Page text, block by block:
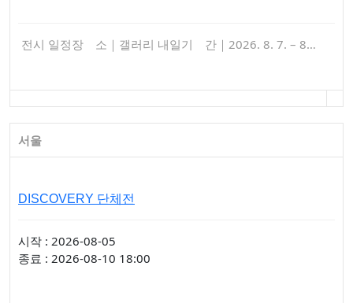
전시 일정장 소｜갤러리 내일기 간｜2026. 8. 7. – 8…
서울
DISCOVERY 단체전
시작 : 2026-08-05
종료 : 2026-08-10 18:00